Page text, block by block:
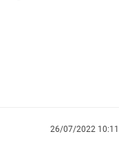
26/07/2022 10:11